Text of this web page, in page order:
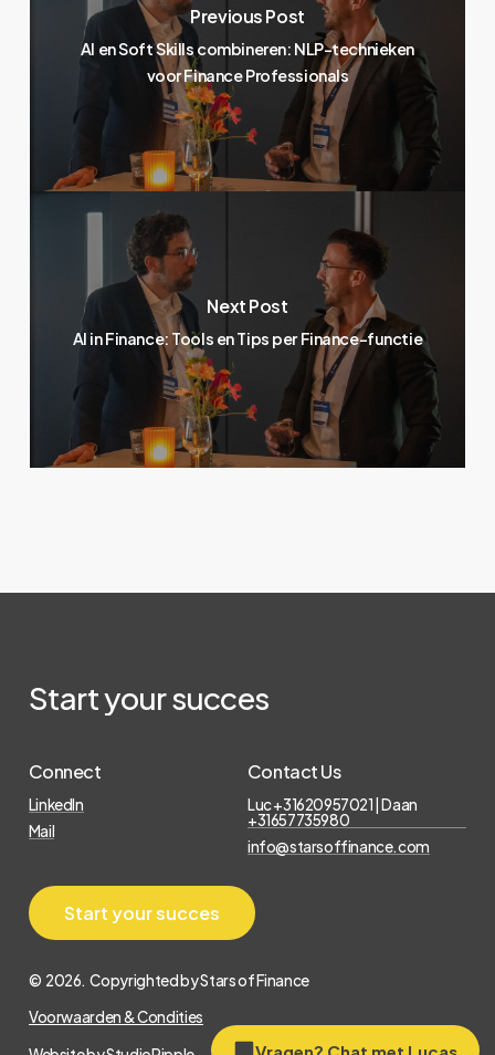
Previous Post
AI en Soft Skills combineren: NLP-technieken
voor Finance Professionals
Next Post
AI in Finance: Tools en Tips per Finance-functie
Startyoursucces
Connect
LinkedIn
Mail
Contact Us
Luc +31620957021 | Daan
+31657735980
info@starsoffinance.com
Startyoursucces
© 2026. Copyrighted by Stars of Finance
Voorwaarden & Condities
Vragen? Chat met Lucas